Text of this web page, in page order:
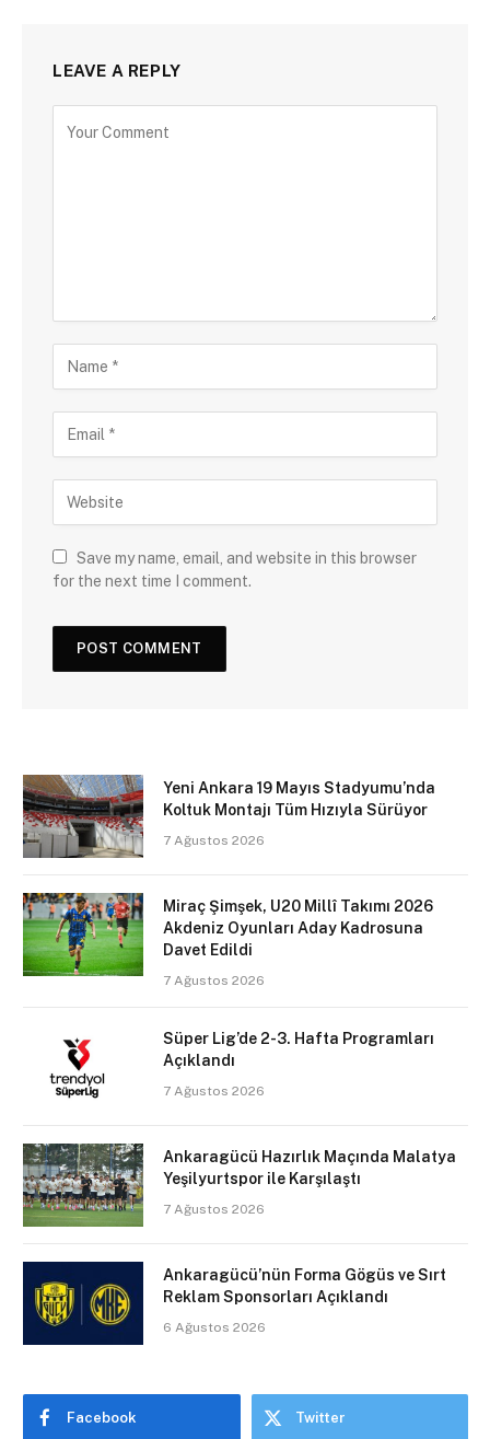
LEAVE A REPLY
Save my name, email, and website in this browser
for the next time I comment.
Yeni Ankara 19 Mayıs Stadyumu’nda
Koltuk Montajı Tüm Hızıyla Sürüyor
7 Ağustos 2026
Miraç Şimşek, U20 Millî Takımı 2026
Akdeniz Oyunları Aday Kadrosuna
Davet Edildi
7 Ağustos 2026
Süper Lig’de 2-3. Hafta Programları
Açıklandı
7 Ağustos 2026
Ankaragücü Hazırlık Maçında Malatya
Yeşilyurtspor ile Karşılaştı
7 Ağustos 2026
Ankaragücü’nün Forma Gögüs ve Sırt
Reklam Sponsorları Açıklandı
6 Ağustos 2026
Facebook Twitter